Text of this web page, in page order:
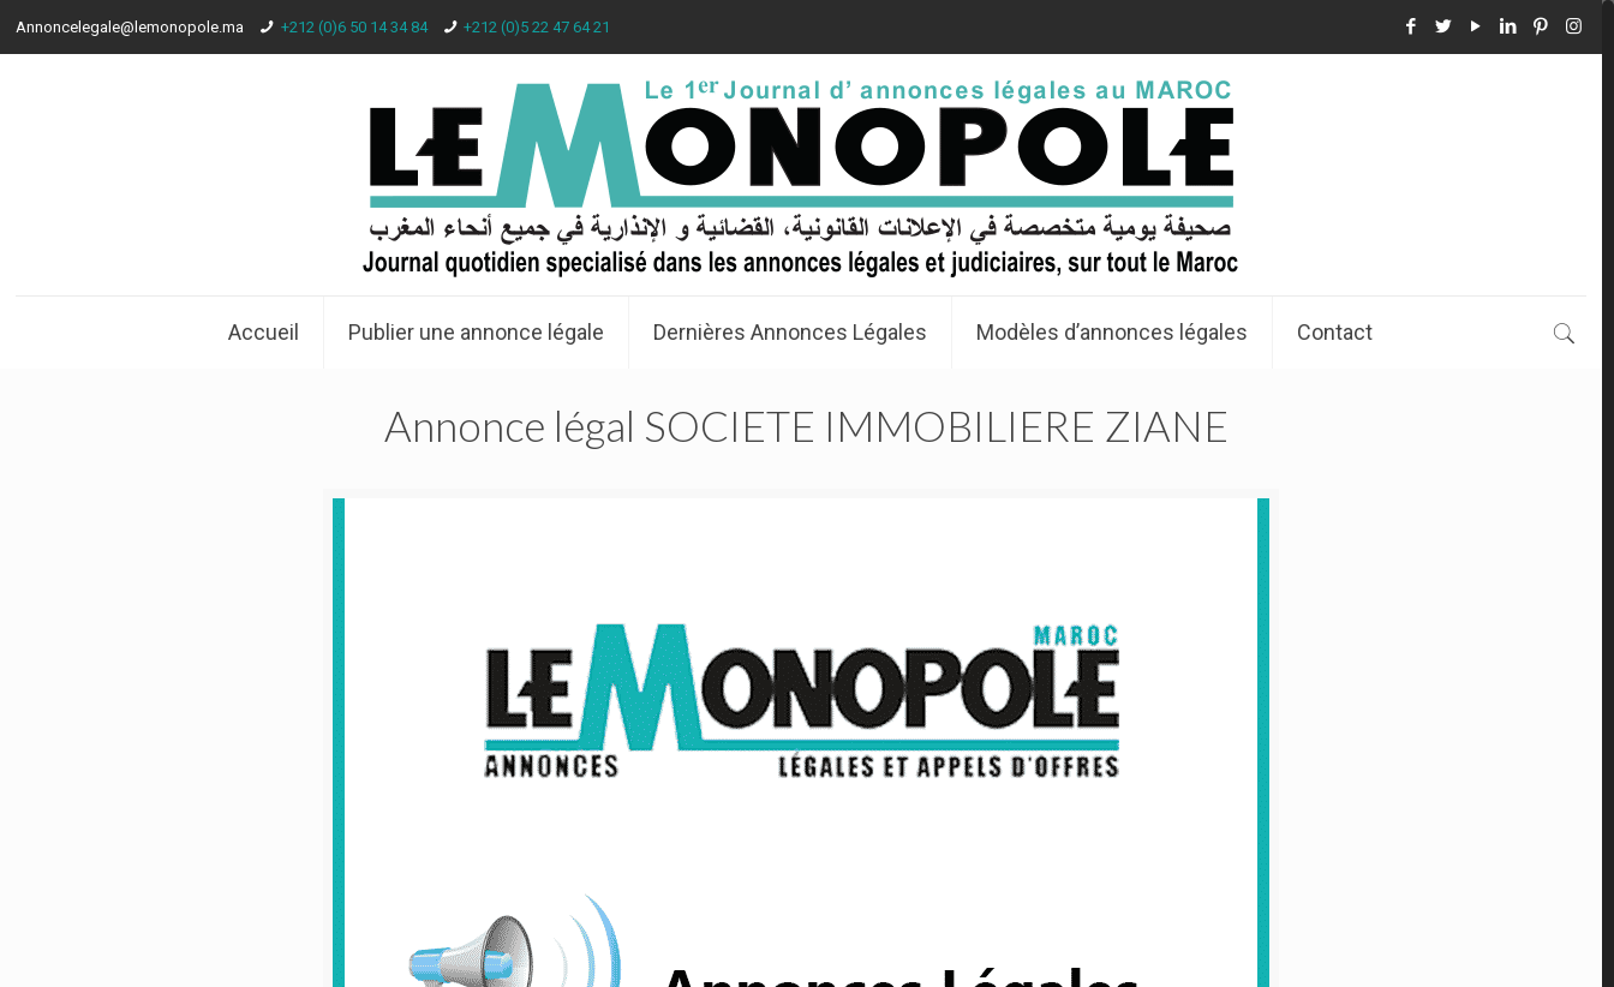
Annoncelegale@lemonopole.ma +212 (0)6 50 14 34 84 +212 (0)5 22 47 64 21
Accueil Publier une annonce légale Dernières Annonces Légales Modèles d’annonces légales Contact
Annonce légal SOCIETE IMMOBILIERE ZIANE